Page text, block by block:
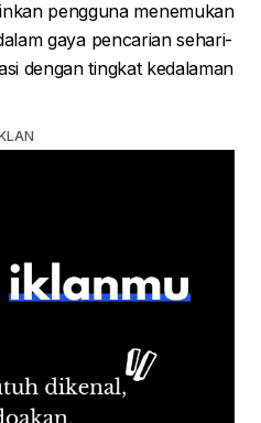
pengguna menemukan
gaya pencarian sehari-
dengan tingkat kedalaman